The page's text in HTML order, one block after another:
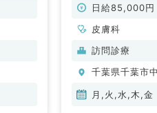
85,000円～ (訪
日給85,000円
皮膚科
訪問診療
千葉県千葉市
月,火,水,木,金